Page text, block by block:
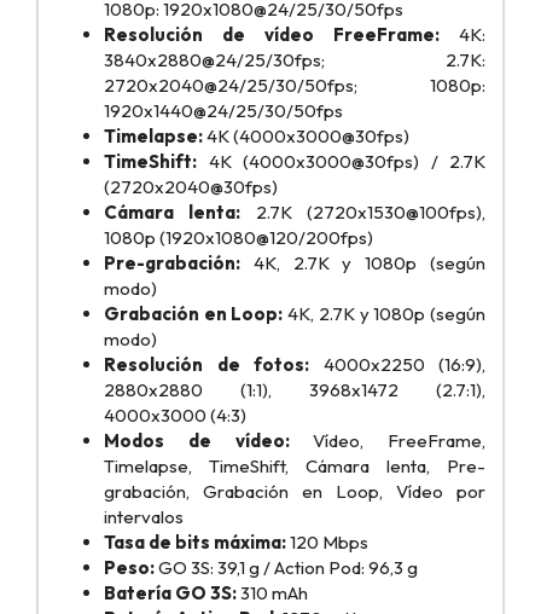
1080p: 1920x1080@24/25/30/50fps
Resolución de vídeo FreeFrame: 4K:
3840x2880@24/25/30fps; 2.7K:
2720x2040@24/25/30/50fps; 1080p:
1920x1440@24/25/30/50fps
Timelapse:4K (4000x3000@30fps)
TimeShift: 4K (4000x3000@30fps) / 2.7K
(2720x2040@30fps)
Cámara lenta: 2.7K (2720x1530@100fps),
1080p (1920x1080@120/200fps)
Pre-grabación: 4K, 2.7K y 1080p (según
modo)
Grabación en Loop: 4K, 2.7K y 1080p (según
modo)
Resolución de fotos: 4000x2250 (16:9),
2880x2880 (1:1), 3968x1472 (2.7:1),
4000x3000 (4:3)
Modos de vídeo:Vídeo, FreeFrame,
Timelapse, TimeShift, Cámara lenta, Pre-
grabación, Grabación en Loop, Vídeo por
intervalos
Tasa de bits máxima:120 Mbps
Peso:GO 3S: 39,1 g / Action Pod: 96,3 g
Batería GO 3S:310 mAh